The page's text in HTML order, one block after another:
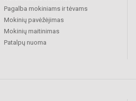
Pagalba mokiniams ir tėvams
Mokinių pavėžėjimas
Mokinių maitinimas
Patalpų nuoma